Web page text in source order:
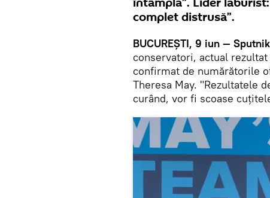
complet distrusă”.
BUCUREȘTI, 9 iun —
conservatori, actual
confirmat de numărătorile
Theresa May. "Rezultatele
curând, vor fi scoase